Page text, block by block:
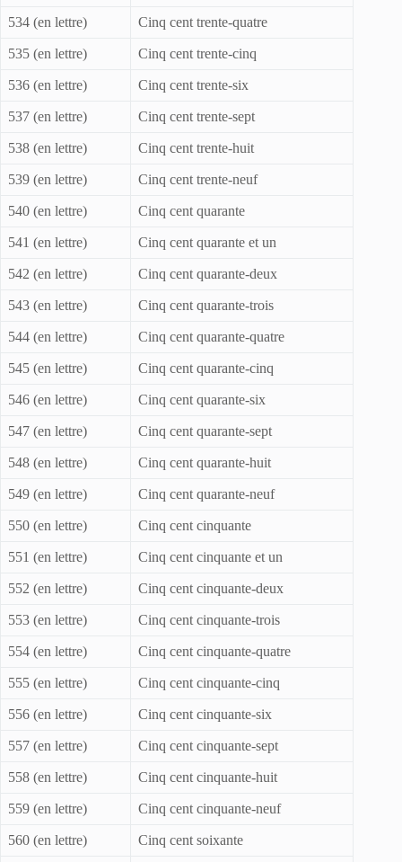
534 (en lettre) Cinq cent trente-quatre
535 (en lettre) Cinq cent trente-cinq
536 (en lettre) Cinq cent trente-six
537 (en lettre) Cinq cent trente-sept
538 (en lettre) Cinq cent trente-huit
539 (en lettre) Cinq cent trente-neuf
540 (en lettre) Cinq cent quarante
541 (en lettre) Cinq cent quarante et un
542 (en lettre) Cinq cent quarante-deux
543 (en lettre) Cinq cent quarante-trois
544 (en lettre) Cinq cent quarante-quatre
545 (en lettre) Cinq cent quarante-cinq
546 (en lettre) Cinq cent quarante-six
547 (en lettre) Cinq cent quarante-sept
548 (en lettre) Cinq cent quarante-huit
549 (en lettre) Cinq cent quarante-neuf
550 (en lettre) Cinq cent cinquante
551 (en lettre) Cinq cent cinquante et un
552 (en lettre) Cinq cent cinquante-deux
553 (en lettre) Cinq cent cinquante-trois
554 (en lettre) Cinq cent cinquante-quatre
555 (en lettre) Cinq cent cinquante-cinq
556 (en lettre) Cinq cent cinquante-six
557 (en lettre) Cinq cent cinquante-sept
558 (en lettre) Cinq cent cinquante-huit
559 (en lettre) Cinq cent cinquante-neuf
560 (en lettre) Cinq cent soixante